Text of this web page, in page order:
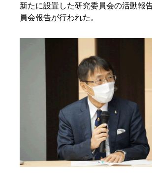
新たに設置した研究委員会の活動報
員会報告が行われた。